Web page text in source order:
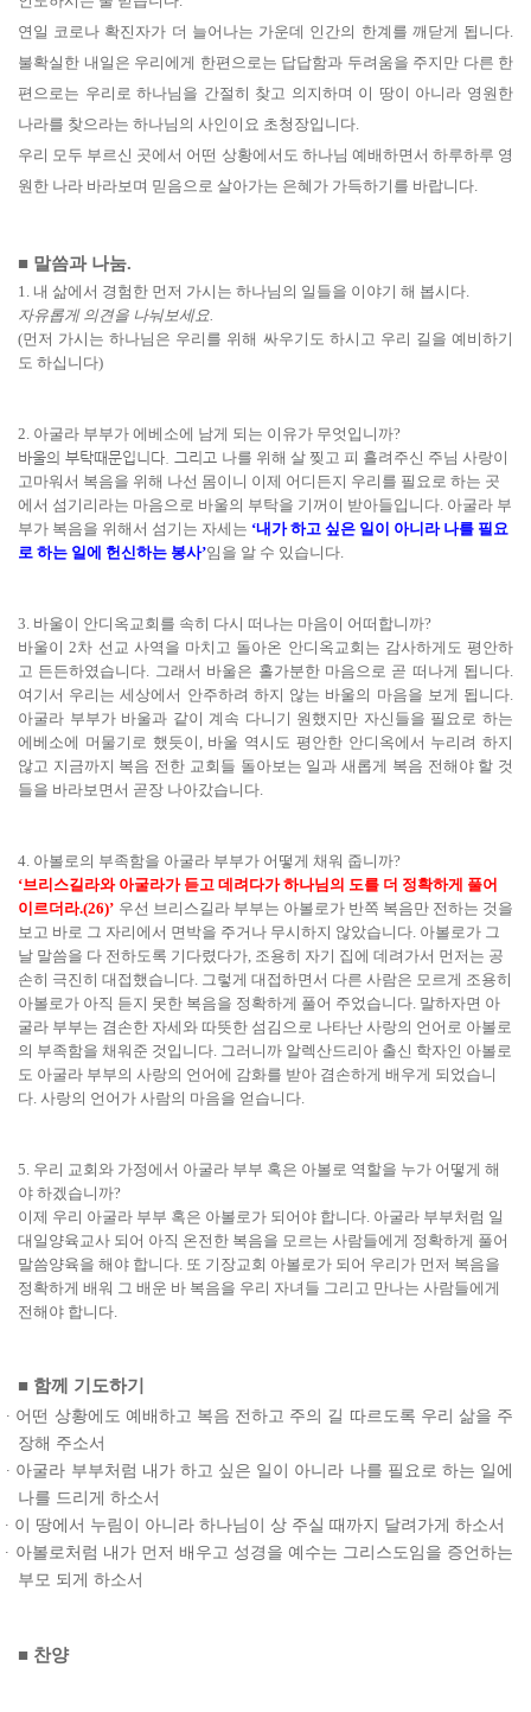
연일 코로나 확진자가 더 늘어나는 가운데 인간의 한계를 깨닫게 됩니다.
불확실한 내일은 우리에게 한편으로는 답답함과 두려움을 주지만 다른 한
편으로는 우리로 하나님을 간절히 찾고 의지하며 이 땅이 아니라 영원한
나라를 찾으라는 하나님의 사인이요 초청장입니다.
우리 모두 부르신 곳에서 어떤 상황에서도 하나님 예배하면서 하루하루 영
원한 나라 바라보며 믿음으로 살아가는 은혜가 가득하기를 바랍니다.
■ 말씀과 나눔.
1. 내 삶에서 경험한 먼저 가시는 하나님의 일들을 이야기 해 봅시다.
자유롭게 의견을 나눠보세요.
(먼저 가시는 하나님은 우리를 위해 싸우기도 하시고 우리 길을 예비하기
도 하십니다)
2. 아굴라 부부가 에베소에 남게 되는 이유가 무엇입니까?
바울의 부탁때문입니다. 그리고 나를 위해 살 찢고 피 흘려주신 주님 사랑이
고마워서 복음을 위해 나선 몸이니 이제 어디든지 우리를 필요로 하는 곳
에서 섬기리라는 마음으로 바울의 부탁을 기꺼이 받아들입니다. 아굴라 부
부가 복음을 위해서 섬기는 자세는 ‘내가 하고 싶은 일이 아니라 나를 필요
로 하는 일에 헌신하는 봉사’임을 알 수 있습니다.
3. 바울이 안디옥교회를 속히 다시 떠나는 마음이 어떠합니까?
바울이2차 선교 사역을 마치고 돌아온 안디옥교회는 감사하게도 평안하
고 든든하였습니다. 그래서 바울은 홀가분한 마음으로 곧 떠나게 됩니다.
여기서 우리는 세상에서 안주하려 하지 않는 바울의 마음을 보게 됩니다.
아굴라 부부가 바울과 같이 계속 다니기 원했지만 자신들을 필요로 하는
에베소에 머물기로 했듯이 , 바울 역시도 평안한 안디옥에서 누리려 하지
않고 지금까지 복음 전한 교회들 돌아보는 일과 새롭게 복음 전해야 할 것
들을 바라보면서 곧장 나아갔습니다.
4. 아볼로의 부족함을 아굴라 부부가 어떻게 채워 줍니까?
‘브리스길라와 아굴라가 듣고 데려다가 하나님의 도를 더 정확하게 풀어
이르더라.(26)’ 우선 브리스길라 부부는 아볼로가 반쪽 복음만 전하는 것을
보고 바로 그 자리에서 면박을 주거나 무시하지 않았습니다. 아볼로가 그
날 말씀을 다 전하도록 기다렸다가, 조용히 자기 집에 데려가서 먼저는 공
손히 극진히 대접했습니다. 그렇게 대접하면서 다른 사람은 모르게 조용히
아볼로가 아직 듣지 못한 복음을 정확하게 풀어 주었습니다. 말하자면 아
굴라 부부는 겸손한 자세와 따뜻한 섬김으로 나타난 사랑의 언어로 아볼로
의 부족함을 채워준 것입니다. 그러니까 알렉산드리아 출신 학자인 아볼로
도 아굴라 부부의 사랑의 언어에 감화를 받아 겸손하게 배우게 되었습니
다. 사랑의 언어가 사람의 마음을 얻습니다.
5. 우리 교회와 가정에서 아굴라 부부 혹은 아볼로 역할을 누가 어떻게 해
야 하겠습니까?
이제 우리 아굴라 부부 혹은 아볼로가 되어야 합니다. 아굴라 부부처럼 일
대일양육교사 되어 아직 온전한 복음을 모르는 사람들에게 정확하게 풀어
말씀양육을 해야 합니다. 또 기장교회 아볼로가 되어 우리가 먼저 복음을
정확하게 배워 그 배운 바 복음을 우리 자녀들 그리고 만나는 사람들에게
전해야 합니다.
■ 함께 기도하기
어떤 상황에도 예배하고 복음 전하고 주의 길 따르도록 우리 삶을 주
장해 주소서
아굴라 부부처럼 내가 하고 싶은 일이 아니라 나를 필요로 하는 일에
나를 드리게 하소서
이 땅에서 누림이 아니라 하나님이 상 주실 때까지 달려가게 하소서
아볼로처럼 내가 먼저 배우고 성경을 예수는 그리스도임을 증언하는
부모 되게 하소서
■ 찬양